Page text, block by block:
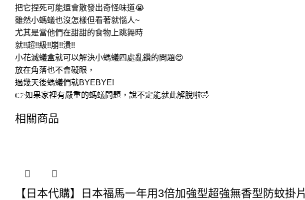
把它捏死可能還會散發出奇怪味道😭
雖然小螞蟻也沒怎樣但看著就惱人~
尤其是當他們在甜甜的食物上跳舞時
就!!超!!級!!崩!!潰!!
小花滅蟻盒就可以解決小螞蟻四處亂鑽的問題😍
放在角落也不會礙眼，
過幾天後螞蟻們就BYEBYE!
👉如果家裡有嚴重的螞蟻問題，說不定能就此解脫啦🤣
相關商品
【日本代購】日本福馬一年用3倍加強型超強無香型防蚊掛片